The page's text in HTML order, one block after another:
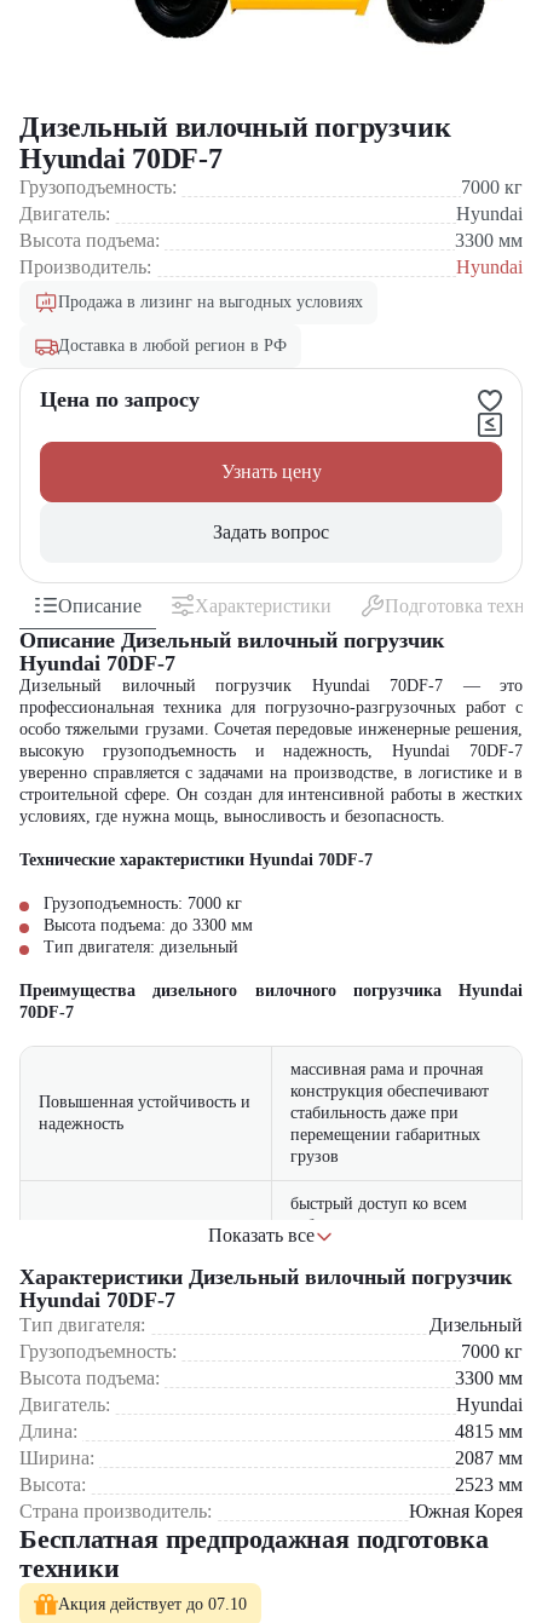
Дизельный вилочный погрузчик
Hyundai 70DF-7
Грузоподъемность: 7000 кг
Двигатель:
Hyundai
Высота подъема:
3300 мм
Производитель:
Hyundai
Продажа в лизинг на выгодных условиях
Доставка в любой регион в РФ
Цена по запросу
Узнать цену
Задать вопрос
Описание Характеристики Подготовка
Описание Дизельный вилочный погрузчик
Hyundai 70DF-7
Дизельный вилочный погрузчик Hyundai 70DF-7 — это
профессиональная техника для погрузочно-разгрузочных работ с
особо тяжелыми грузами. Сочетая передовые инженерные решения,
высокую грузоподъемность и надежность, Hyundai 70DF-7
уверенно справляется с задачами на производстве, в логистике и в
строительной сфере. Он создан для интенсивной работы в жестких
условиях, где нужна мощь, выносливость и безопасность.
Технические характеристики Hyundai 70DF-7
Грузоподъемность: 7000 кг
Высота подъема: до 3300 мм
Тип двигателя: дизельный
Преимущества дизельного вилочного погрузчика Hyundai
70DF-7
Повышенная устойчивость и
надежность
массивная рама и прочная
конструкция обеспечивают
стабильность даже при
перемещении габаритных
грузов
быстрый доступ ко всем
рабочим узлам позволяет
оперативно проводить
регламентные работы и
Длительный срок службы
качественные
комплектующие и
делают Hyundai 70DF-7
оптимальным выбором для
долгосрочной эксплуатации
Где применяется вилочный погрузчик Hyundai 70DF-7?
Металлургическая и машиностроительная промышленность
Лесозаготовительная отрасль и деревообработка
Крупные логистические и транспортные хабы
Контейнерные терминалы и портовые зоны
Показать все
Характеристики Дизельный вилочный погрузчик
Hyundai 70DF-7
Тип двигателя:
Дизельный
Грузоподъемность:
7000 кг
Высота подъема:
3300 мм
Двигатель:
Hyundai
Длина:
4815 мм
Ширина:
2087 мм
Высота:
2523 мм
Страна производитель:
Южная Корея
Бесплатная предпродажная подготовка
техники
Акция действует до 07.10